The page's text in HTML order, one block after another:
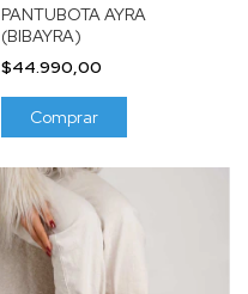
PANTUBOTA AYRA
(BIBAYRA)
$44.990,00
Comprar